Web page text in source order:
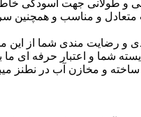
طولانی جهت آسودگی خاطر
و رضایت مندی شما از
شما و اعتبار حرفه ای
و مخازن آب در نطنز